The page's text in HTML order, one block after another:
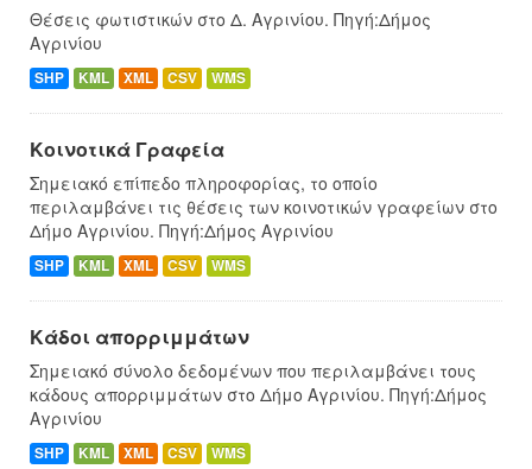
Θέσεις φωτιστικών στο Δ. Αγρινίου. Πηγή:Δήμος
Αγρινίου
SHP KML XML CSV WMS
Κοινοτικά Γραφεία
Σημειακό επίπεδο πληροφορίας, το οποίο
περιλαμβάνει τις θέσεις των κοινοτικών γραφείων στο
Δήμο Αγρινίου. Πηγή:Δήμος Αγρινίου
SHP KML XML CSV WMS
Κάδοι απορριμμάτων
Σημειακό σύνολο δεδομένων που περιλαμβάνει τους
κάδους απορριμμάτων στο Δήμο Αγρινίου. Πηγή:Δήμος
Αγρινίου
SHP KML XML CSV WMS